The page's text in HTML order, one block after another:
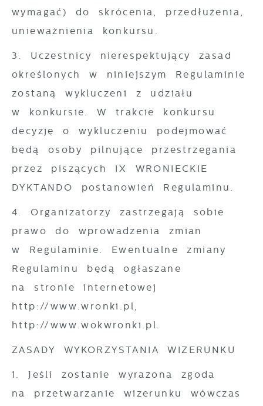
wymagać) do skrócenia, przedłużenia,
unieważnienia konkursu.
3. Uczestnicy nierespektujący zasad
określonych w niniejszym Regulaminie
zostaną wykluczeni z udziału
w konkursie. W trakcie konkursu
decyzję o wykluczeniu podejmować
będą osoby pilnujące przestrzegania
przez piszących IX WRONIECKIE
DYKTANDO postanowień Regulaminu.
4. Organizatorzy zastrzegają sobie
prawo do wprowadzenia zmian
w Regulaminie. Ewentualne zmiany
Regulaminu będą ogłaszane
na stronie internetowej
http://www.wronki.pl, ​
http://www.wokwronki.pl​.
ZASADY WYKORZYSTANIA WIZERUNKU
1. Jeśli zostanie wyrażona zgoda
na przetwarzanie wizerunku wówczas